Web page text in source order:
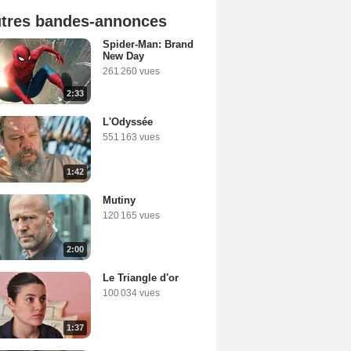
bandes-annonces
2:33
Spider-Man: Brand
New Day
261 260 vues
1:42
L'Odyssée
551 163 vues
2:00
Mutiny
120 165 vues
1:37
Le Triangle d'or
100 034 vues